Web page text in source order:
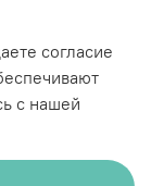
согласие
с нашей